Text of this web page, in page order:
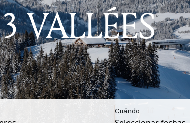
3 VALLÉES
Cuándo